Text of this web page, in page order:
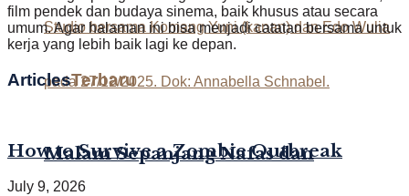
Malam Sepanjang Nafas dan
film pendek dan budaya sinema, baik khusus atau secara
umum. Agar halaman ini bisa menjadi catatan bersama untuk
kerja yang lebih baik lagi ke depan.
ArticlesTerbaru
How to Survive a Zombie Outbreak
July 9, 2026